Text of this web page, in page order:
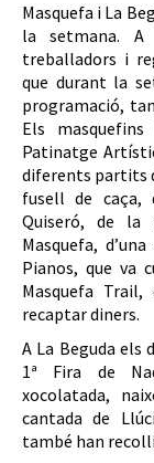
Masquefa i La
la setmana.
treballadors i
que durant la
programació,
Els
Patinatge
diferents partits
fusell de caça,
Quiseró, de la
Masquefa,
Pianos, que va
Masquefa
recaptar diners.
A La Beguda els
1ª Fira de
xocolatada,
cantada de
també han